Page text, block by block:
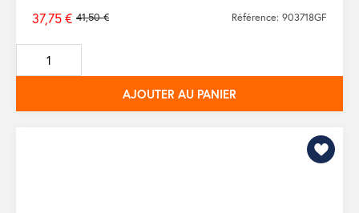
Prix
de
base
41,50 €
37,75 € Référence: 903718GF
AJOUTER AU PANIER